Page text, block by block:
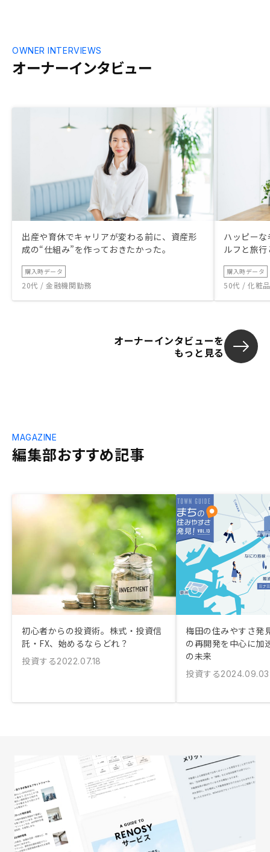
オーナーインタビュー
OWNER INTERVIEWS
出産や育休でキャリアが変わる前に、資産形
成の“仕組み”を作っておきたかった。
購入時データ
20代 / 金融機関勤務
ハッピー
ルフと旅
購入時データ
50代 / 化粧
オーナーインタビューを
もっと見る
編集部おすすめ記事
MAGAZINE
初心者からの投資術。株式・投資信
託・FX、始めるならどれ？
投資する2022.07.18
梅田の住みやすさ発
の再開発を中心に加
の未来
投資する2024.09.03